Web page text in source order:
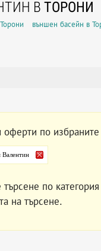
В ТОРОНИ
външен басейн в
по избраните
Валентин
по
на търсене.